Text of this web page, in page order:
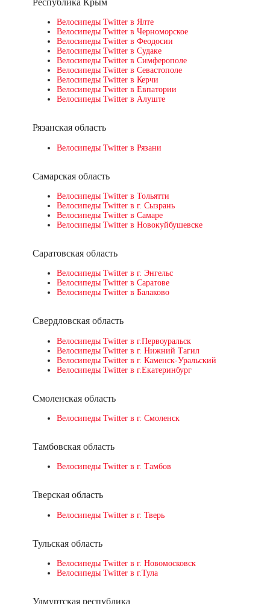
Велосипеды Twitter в Ялте
Велосипеды Twitter в Черноморское
Велосипеды Twitter в Феодосии
Велосипеды Twitter в Судаке
Велосипеды Twitter в Симферополе
Велосипеды Twitter в Севастополе
Велосипеды Twitter в Керчи
Велосипеды Twitter в Евпатории
Велосипеды Twitter в Алуште
Рязанская область
Велосипеды Twitter в Рязани
Самарская область
Велосипеды Twitter в Тольятти
Велосипеды Twitter в г. Сызрань
Велосипеды Twitter в Самаре
Велосипеды Twitter в Новокуйбушевске
Саратовская область
Велосипеды Twitter в г. Энгельс
Велосипеды Twitter в Саратове
Велосипеды Twitter в Балаково
Свердловская область
Велосипеды Twitter в г.Первоуральск
Велосипеды Twitter в г. Нижний Тагил
Велосипеды Twitter в г. Каменск-Уральский
Велосипеды Twitter в г.Екатеринбург
Смоленская область
Велосипеды Twitter в г. Смоленск
Тамбовская область
Велосипеды Twitter в г. Тамбов
Тверская область
Велосипеды Twitter в г. Тверь
Тульская область
Велосипеды Twitter в г. Новомосковск
Велосипеды Twitter в г.Тула
Удмуртская республика